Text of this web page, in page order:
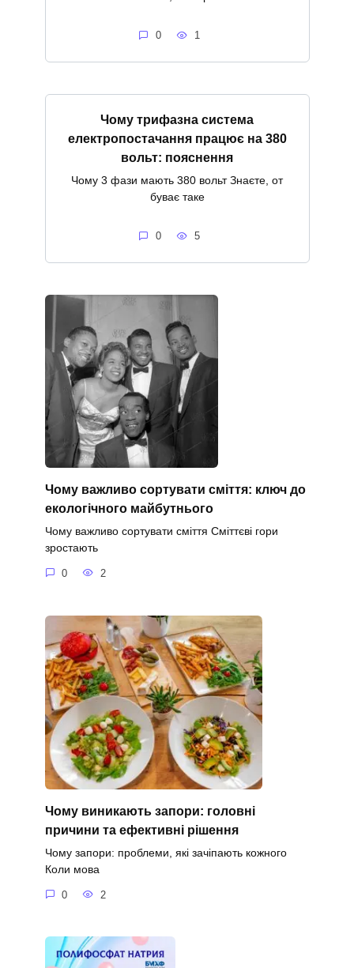
0 1
Чому трифазна система
електропостачання працює на 380
вольт: пояснення
Чому 3 фази мають 380 вольт Знаєте, от
буває таке
0 5
Чому важливо сортувати сміття: ключ до
екологічного майбутнього
Чому важливо сортувати сміття Сміттєві гори
зростають
0 2
Чому виникають запори: головні
причини та ефективні рішення
Чому запори: проблеми, які зачіпають кожного
Коли мова
0 2